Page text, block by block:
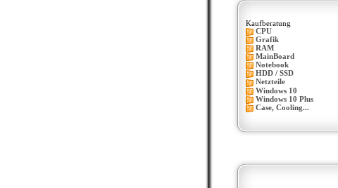
Kaufberatung
CPU
Grafik
RAM
MainBoard
Notebook
HDD / SSD
Netzteile
Windows 10
Windows 10 Plus
Case, Cooling...